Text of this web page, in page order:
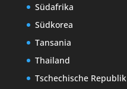
Südafrika
Südkorea
Tansania
Thailand
Tschechische Republik